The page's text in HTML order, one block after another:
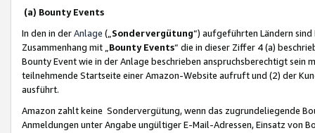
(a) Bounty Events
In den in derAnlage („ Sondervergütung“) aufgeführten Ländern
Zusammenhang mit „ Bounty Events“ die in dieser Ziffer 4 (a)
Bounty Event wie in der Anlage beschrieben anspruchsberechtigt sein
teilnehmende Startseite einer Amazon-Website aufruft und (2) der
ausführt.
Amazon zahlt keine Sondervergütung, wenn das zugrundeliegende
Anmeldungen unter Angabe ungültiger E-Mail-Adressen, Einsatz von